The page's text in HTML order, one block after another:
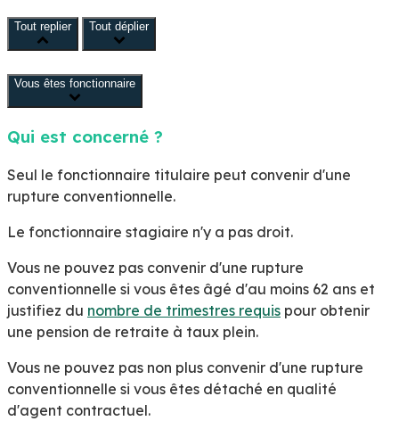
Tout replier Tout déplier
Vous êtes fonctionnaire
Qui est concerné ?
Seul le fonctionnaire titulaire peut convenir d'une
rupture conventionnelle.
Le fonctionnaire stagiaire n'y a pas droit.
Vous ne pouvez pas convenir d'une rupture
conventionnelle si vous êtes âgé d'au moins 62 ans et
justifiez du nombre de trimestres requis pour obtenir
une pension de retraite à taux plein.
Vous ne pouvez pas non plus convenir d'une rupture
conventionnelle si vous êtes détaché en qualité
d'agent contractuel.